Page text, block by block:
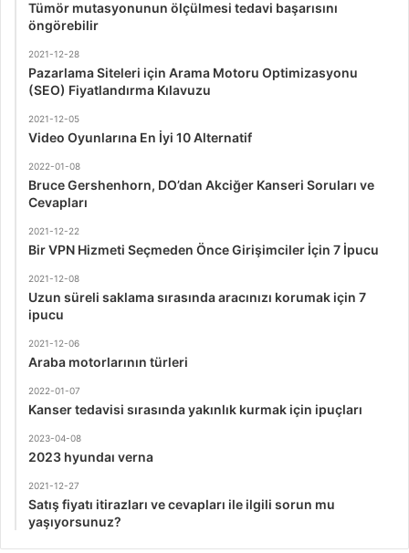
Tümör mutasyonunun ölçülmesi tedavi başarısını
öngörebilir
2021-12-28
Pazarlama Siteleri için Arama Motoru Optimizasyonu
(SEO) Fiyatlandırma Kılavuzu
2021-12-05
Video Oyunlarına En İyi 10 Alternatif
2022-01-08
Bruce Gershenhorn, DO’dan Akciğer Kanseri Soruları ve
Cevapları
2021-12-22
Bir VPN Hizmeti Seçmeden Önce Girişimciler İçin 7 İpucu
2021-12-08
Uzun süreli saklama sırasında aracınızı korumak için 7
ipucu
2021-12-06
Araba motorlarının türleri
2022-01-07
Kanser tedavisi sırasında yakınlık kurmak için ipuçları
2023-04-08
2023 hyundaı verna
2021-12-27
Satış fiyatı itirazları ve cevapları ile ilgili sorun mu
yaşıyorsunuz?